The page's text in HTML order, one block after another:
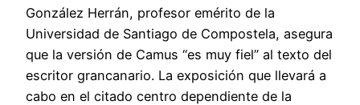
González Herrán, profesor emérito de la
Universidad de Santiago de Compostela, asegura
que la versión de Camus “es muy fiel” al texto del
escritor grancanario. La exposición que llevará a
cabo en el citado centro dependiente de la